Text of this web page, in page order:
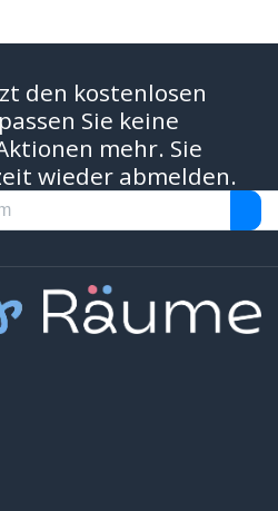
den kostenlosen
Sie keine
mehr. Sie
wieder abmelden.